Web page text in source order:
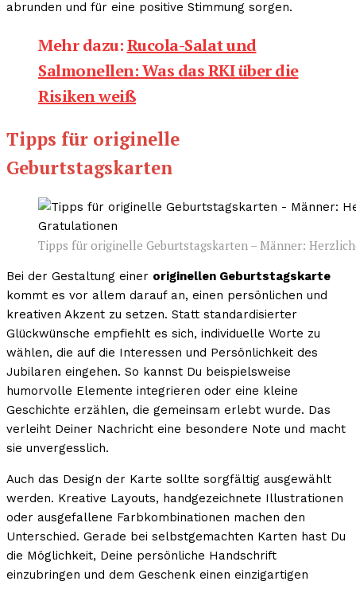
abrunden und für eine positive Stimmung sorgen.
Mehr dazu:Rucola-Salat und
Salmonellen: Was das RKI über die
Risiken weiß
Tipps für originelle
Geburtstagskarten
Tipps für originelle Geburtstagskarten – Männer:
Bei der Gestaltung einer originellen Geburtstagskarte
kommt es vor allem darauf an, einen persönlichen und
kreativen Akzent zu setzen. Statt standardisierter
Glückwünsche empfiehlt es sich, individuelle Worte zu
wählen, die auf die Interessen und Persönlichkeit des
Jubilaren eingehen. So kannst Du beispielsweise
humorvolle Elemente integrieren oder eine kleine
Geschichte erzählen, die gemeinsam erlebt wurde. Das
verleiht Deiner Nachricht eine besondere Note und macht
sie unvergesslich.
Auch das Design der Karte sollte sorgfältig ausgewählt
werden. Kreative Layouts, handgezeichnete Illustrationen
oder ausgefallene Farbkombinationen machen den
Unterschied. Gerade bei selbstgemachten Karten hast Du
die Möglichkeit, Deine persönliche Handschrift
einzubringen und dem Geschenk einen einzigartigen